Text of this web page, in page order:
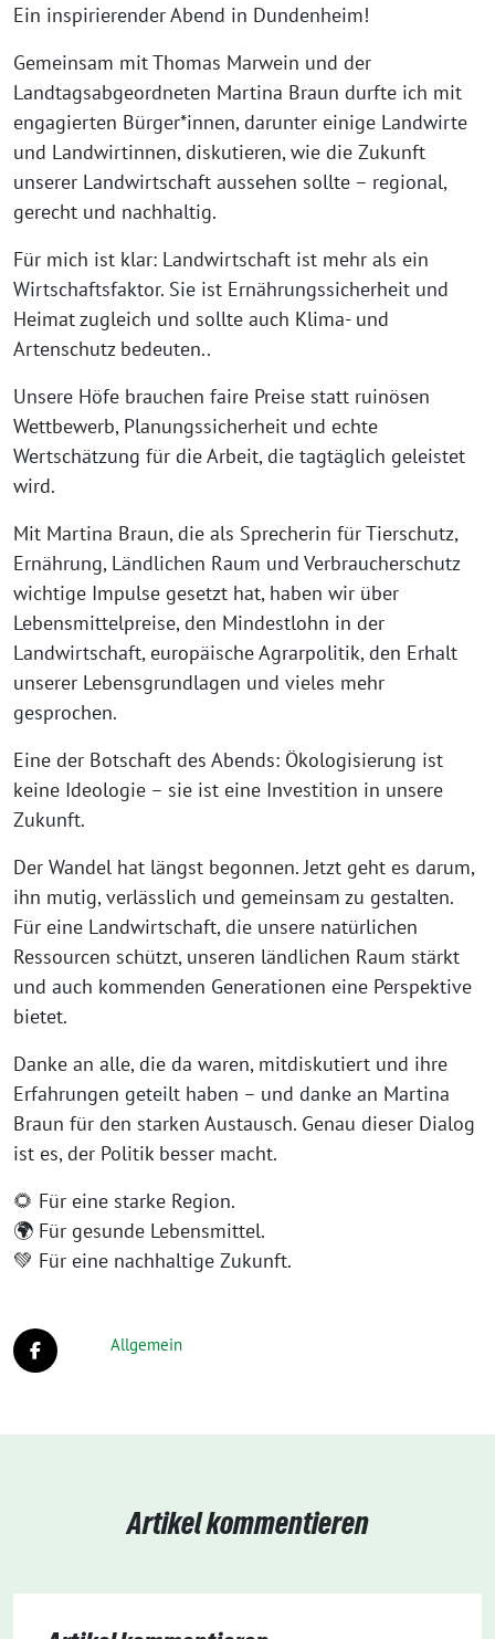
Ein inspirierender Abend in Dundenheim!
Gemeinsam mit Thomas Marwein und der
Landtagsabgeordneten Martina Braun durfte ich mit
engagierten Bürger*innen, darunter einige Landwirte
und Landwirtinnen, diskutieren, wie die Zukunft
unserer Landwirtschaft aussehen sollte – regional,
gerecht und nachhaltig.
Für mich ist klar: Landwirtschaft ist mehr als ein
Wirtschaftsfaktor. Sie ist Ernährungssicherheit und
Heimat zugleich und sollte auch Klima- und
Artenschutz bedeuten..
Unsere Höfe brauchen faire Preise statt ruinösen
Wettbewerb, Planungssicherheit und echte
Wertschätzung für die Arbeit, die tagtäglich geleistet
wird.
Mit Martina Braun, die als Sprecherin für Tierschutz,
Ernährung, Ländlichen Raum und Verbraucherschutz
wichtige Impulse gesetzt hat, haben wir über
Lebensmittelpreise, den Mindestlohn in der
Landwirtschaft, europäische Agrarpolitik, den Erhalt
unserer Lebensgrundlagen und vieles mehr
gesprochen.
Eine der Botschaft des Abends: Ökologisierung ist
keine Ideologie – sie ist eine Investition in unsere
Zukunft.
Der Wandel hat längst begonnen. Jetzt geht es darum,
ihn mutig, verlässlich und gemeinsam zu gestalten.
Für eine Landwirtschaft, die unsere natürlichen
Ressourcen schützt, unseren ländlichen Raum stärkt
und auch kommenden Generationen eine Perspektive
bietet.
Danke an alle, die da waren, mitdiskutiert und ihre
Erfahrungen geteilt haben – und danke an Martina
Braun für den starken Austausch. Genau dieser Dialog
ist es, der Politik besser macht.
🌻 Für eine starke Region.
🌍 Für gesunde Lebensmittel.
💚 Für eine nachhaltige Zukunft.
Allgemein
Artikel kommentieren